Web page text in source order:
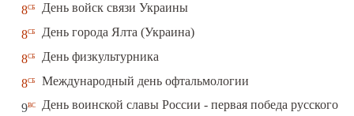
8сб День войск связи Украины
8сб День города Ялта (Украина)
8сб День физкультурника
8сб Международный день офтальмологии
9вс
День воинской славы России - первая победа русского